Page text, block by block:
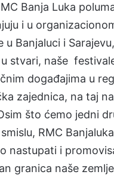
Banja Luka
i u
Banjaluci i
stvari, naše
događajima u
zajednica, na taj
što ćemo jedni
RMC
nastupati i
granica naše